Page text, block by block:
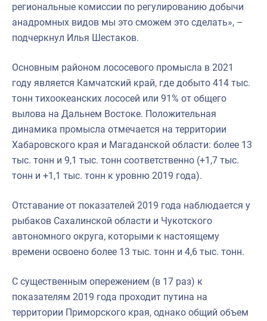
региональные комиссии по регулированию добычи
анадромных видов мы это сможем это сделать», –
подчеркнул Илья Шестаков.
Основным районом лососевого промысла в 2021
году является Камчатский край, где добыто 414 тыс.
тонн тихоокеанских лососей или 91% от общего
вылова на Дальнем Востоке. Положительная
динамика промысла отмечается на территории
Хабаровского края и Магаданской области: более 13
тыс. тонн и 9,1 тыс. тонн соответственно (+1,7 тыс.
тонн и +1,1 тыс. тонн к уровню 2019 года).
Отставание от показателей 2019 года наблюдается у
рыбаков Сахалинской области и Чукотского
автономного округа, которыми к настоящему
времени освоено более 13 тыс. тонн и 4,6 тыс. тонн.
С существенным опережением (в 17 раз) к
показателям 2019 года проходит путина на
территории Приморского края, однако общий объем